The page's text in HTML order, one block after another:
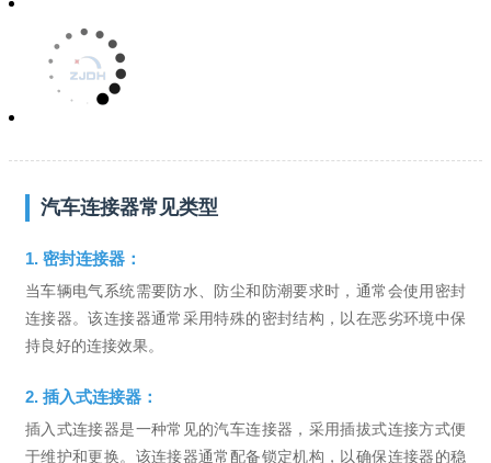
汽车连接器常见类型
1. 密封连接器：
当车辆电气系统需要防水、防尘和防潮要求时，通常会使用密封
连接器。该连接器通常采用特殊的密封结构，以在恶劣环境中保
持良好的连接效果。
2. 插入式连接器：
插入式连接器是一种常见的汽车连接器，采用插拔式连接方式便
于维护和更换。该连接器通常配备锁定机构，以确保连接器的稳